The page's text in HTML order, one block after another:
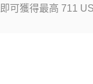
可獲得最高 711